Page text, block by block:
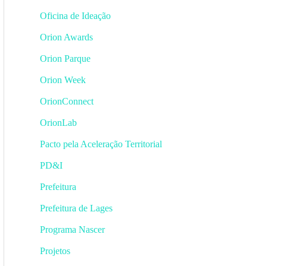
Oficina de Ideação
Orion Awards
Orion Parque
Orion Week
OrionConnect
OrionLab
Pacto pela Aceleração Territorial
PD&I
Prefeitura
Prefeitura de Lages
Programa Nascer
Projetos